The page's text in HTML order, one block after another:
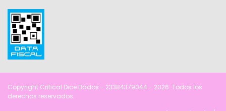
Copyright Critical Dice Dados - 23384379044 - 2026. Todos los
derechos reservados.